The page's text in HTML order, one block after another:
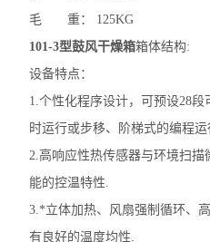
毛 重： 125KG
101-3型鼓风干燥箱箱体结构:
设备特点：
1.个性化程序设计，可预设28
时运行或步移、阶梯式的编程运
2.高响应性热传感器与环境扫
能的控温特性.
3.*立体加热、风扇强制循环、
有良好的温度均性.